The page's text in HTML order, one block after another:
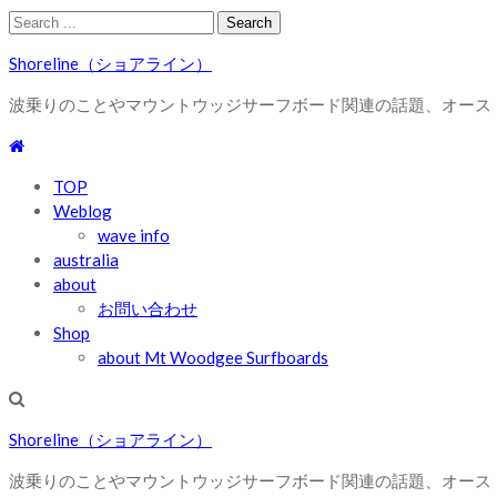
Skip
navigation
Skip
content
Search
Shoreline（ショアライン）
波乗りのことやマウントウッジサーフボード関連の話題、オース
TOP
Weblog
wave info
australia
about
お問い合わせ
Shop
about Mt Woodgee Surfboards
Shoreline（ショアライン）
波乗りのことやマウントウッジサーフボード関連の話題、オース